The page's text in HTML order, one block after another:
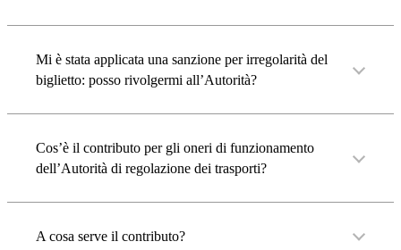
Mi è stata applicata una sanzione per irregolarità del
biglietto: posso rivolgermi all’Autorità?
Cos’è il contributo per gli oneri di funzionamento
dell’Autorità di regolazione dei trasporti?
A cosa serve il contributo?